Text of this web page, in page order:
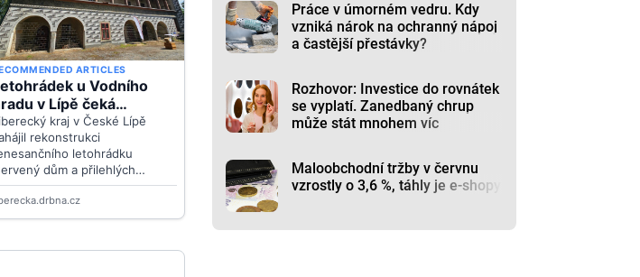
Práce v úmorném vedru. Kdy
vzniká nárok na ochranný nápoj
a častější přestávky?
Rozhovor: Investice do rovnátek
se vyplatí. Zanedbaný chrup
může stát mnohem víc
Maloobchodní tržby v červnu
vzrostly o 3,6 %, táhly je e-shopy